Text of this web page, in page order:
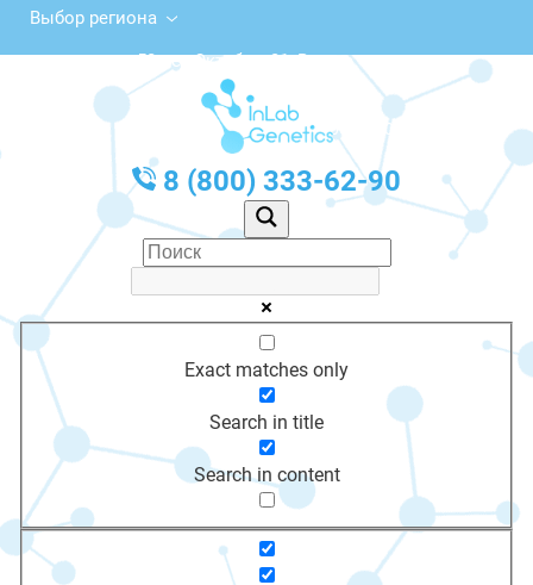
Выбор региона
ул. 50 лет Октября, 31, Вичуга
с 10:00 до 20:00
График работы: Пн-Пт с 10:00 до 20:00
8 (800) 333-62-90
Exact matches only
Search in title
Search in content